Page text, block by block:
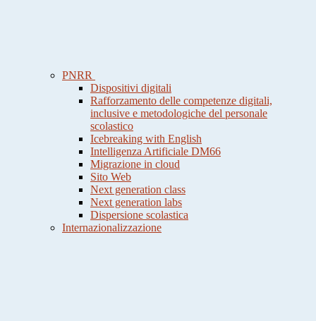
PNRR
Dispositivi digitali
Rafforzamento delle competenze digitali,
inclusive e metodologiche del personale
scolastico
Icebreaking with English
Intelligenza Artificiale DM66
Migrazione in cloud
Sito Web
Next generation class
Next generation labs
Dispersione scolastica
Internazionalizzazione